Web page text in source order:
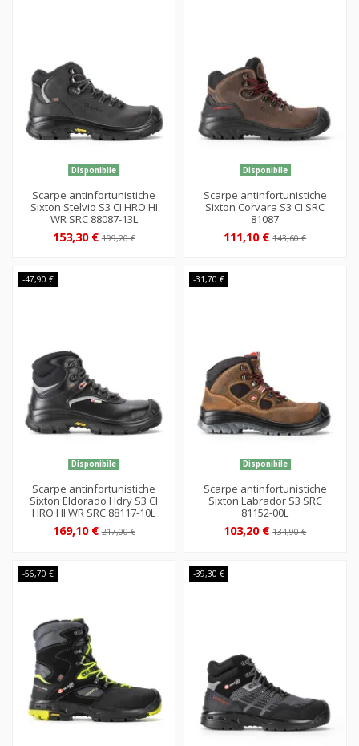
Disponibile
Scarpe antinfortunistiche
Sixton Stelvio S3 CI HRO HI
WR SRC 88087-13L
153,30 €199,20 €
Disponibile
Scarpe antinfortunistiche
Sixton Corvara S3 CI SRC
81087
111,10 €143,60 €
-47,90 €
Disponibile
Scarpe antinfortunistiche
Sixton Eldorado Hdry S3 CI
HRO HI WR SRC 88117-10L
169,10 €217,00 €
-31,70 €
Disponibile
Scarpe antinfortunistiche
Sixton Labrador S3 SRC
81152-00L
103,20 €134,90 €
-56,70 € -39,30 €